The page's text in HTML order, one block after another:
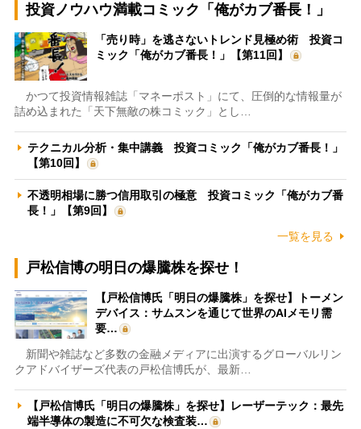
投資ノウハウ満載コミック「俺がカブ番長！」
「売り時」を逃さないトレンド見極め術 投資コ
ミック「俺がカブ番長！」【第11回】
かつて投資情報雑誌「マネーポスト」にて、圧倒的な情報量が
詰め込まれた「天下無敵の株コミック」とし…
テクニカル分析・集中講義 投資コミック「俺がカブ番長！」
【第10回】
不透明相場に勝つ信用取引の極意 投資コミック「俺がカブ番
長！」【第9回】
一覧を見る
戸松信博の明日の爆騰株を探せ！
【戸松信博氏「明日の爆騰株」を探せ】トーメン
デバイス：サムスンを通じて世界のAIメモリ需
要…
新聞や雑誌など多数の金融メディアに出演するグローバルリン
クアドバイザーズ代表の戸松信博氏が、最新…
【戸松信博氏「明日の爆騰株」を探せ】レーザーテック：最先
端半導体の製造に不可欠な検査装…